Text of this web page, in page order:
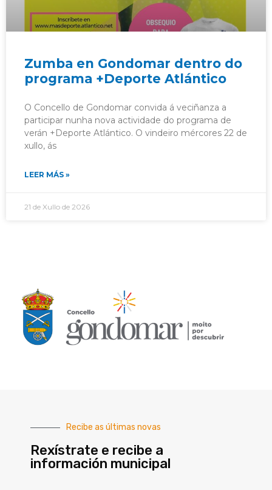
Zumba en Gondomar dentro do
programa +Deporte Atlántico
O Concello de Gondomar convida á veciñanza a
participar nunha nova actividade do programa de
verán +Deporte Atlántico. O vindeiro mércores 22 de
xullo, ás
LEER MÁS »
21 de Xullo de 2026
Recibe as últimas novas
Rexístrate e recibe a
información municipal